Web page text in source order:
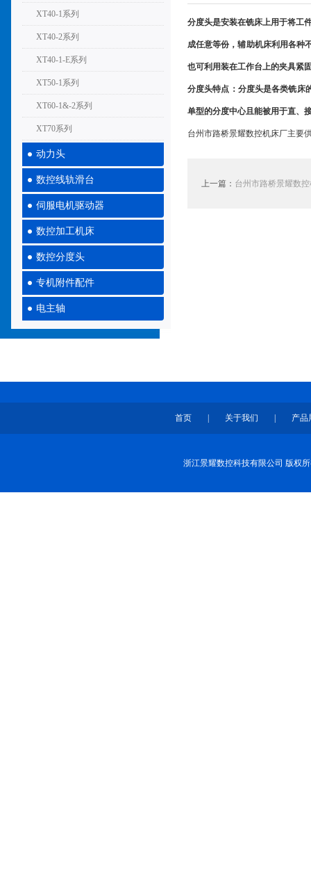
XT40-1系列
XT40-2系列
XT40-1-E系列
XT50-1系列
XT60-1&-2系列
XT70系列
动力头
数控线轨滑台
伺服电机驱动器
数控加工机床
数控分度头
专机附件配件
电主轴
分度头是安装在铣床上用于将工
成任意等份，辅助机床利用各种
也可利用装在工作台上的夹具紧
分度头特点：分度头是各类铣床
单型的分度中心且能被用于直、
台州市路桥景耀数控机床厂主要
上一篇： 台州市路桥景耀数
首页 关于我们 产品
浙江景耀数控科技有限公司 版权